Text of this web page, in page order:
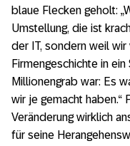
blaue Flecken geholt:
Umstellung, die ist
der IT, sondern weil wir
Firmengeschichte in
Millionengrab war: Es
wir je gemacht haben.“
Veränderung wirklich
für seine